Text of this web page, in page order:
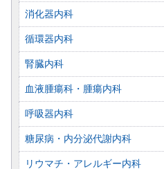
消化器内科
循環器内科
腎臓内科
血液腫瘍科・腫瘍内科
呼吸器内科
糖尿病・内分泌代謝内科
リウマチ・アレルギー内科